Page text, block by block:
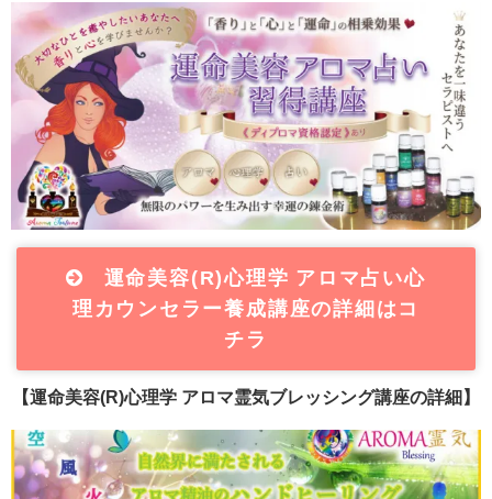
運命美容(R)心理学 アロマ占い心
理カウンセラー養成講座の詳細はコ
チラ
【運命美容(R)心理学 アロマ霊気ブレッシング講座の詳細】